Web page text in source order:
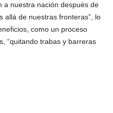
a nuestra nación después de
allá de nuestras fronteras”, lo
como un proceso
“quitando trabas y barreras